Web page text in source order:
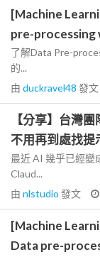
[Machine
pre-
了解Data Pre-
的...
由 duckravel48 發文
【分享】台灣
不用再到處找提
最近 AI 幾乎已經變
Claud...
由 nlstudio 發文
[Machine
Data pre-